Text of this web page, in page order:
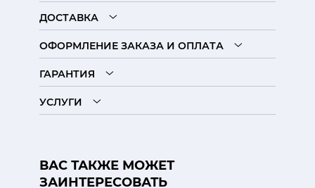
ДОСТАВКА
ОФОРМЛЕНИЕ ЗАКАЗА И ОПЛАТА
ГАРАНТИЯ
УСЛУГИ
ВАС ТАКЖЕ МОЖЕТ
ЗАИНТЕРЕСОВАТЬ